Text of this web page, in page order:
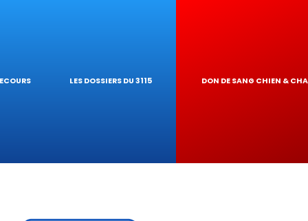
DE TOXICITÉ
LES DOSSIERS DU 3115 DON DE SANG CHIEN &